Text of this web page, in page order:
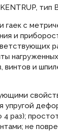
тип
с
и
и
упругой
раз);
не